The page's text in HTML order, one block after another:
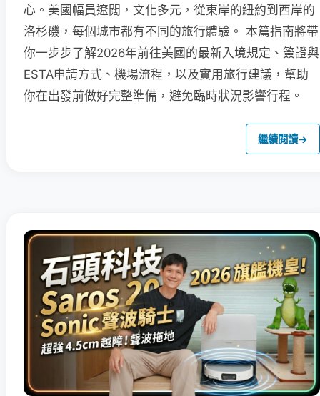
心。美國幅員遼闊，文化多元，從東岸的紐約到西岸的
洛杉磯，每個城市都有不同的旅行體驗。 本篇指南將帶
你一步步了解2026年前往美國的最新入境規定、簽證與
ESTA申請方式、機場流程，以及實用旅行建議，幫助
你在出發前做好完整準備，避免臨時狀況影響行程。
繼續閱讀→